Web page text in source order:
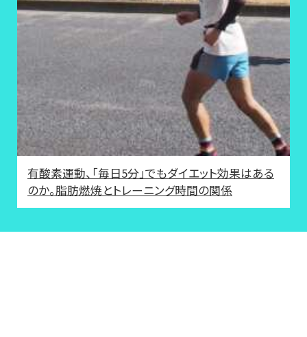
有酸素運動、「毎日5分」でもダイエット効果はある
のか。脂肪燃焼とトレーニング時間の関係